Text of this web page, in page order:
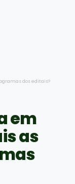
dos editais?
em
as